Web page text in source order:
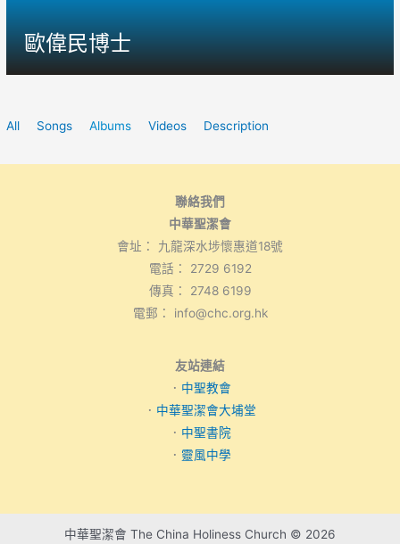
歐偉民博士
All Songs Albums Videos Description
聯絡我們
中華聖潔會
會址： 九龍深水埗懷惠道18號
電話： 2729 6192
傳真： 2748 6199
電郵： info@chc.org.hk
友站連結
． 中聖教會
． 中華聖潔會大埔堂
． 中聖書院
． 靈風中學
中華聖潔會 The China Holiness Church © 2026